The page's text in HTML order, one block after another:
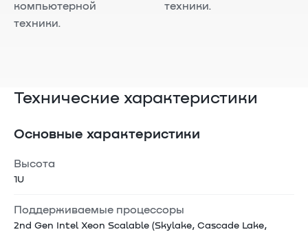
компьютерной
техники.
техники.
Технические характеристики
Основные характеристики
Высота
1U
Поддерживаемые процессоры
2nd Gen Intel Xeon Scalable (Skylake, Cascade Lake,